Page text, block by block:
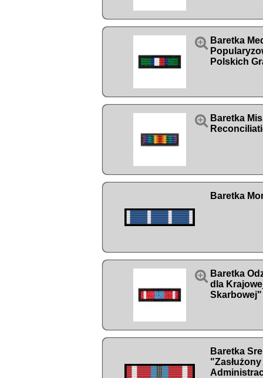
 Baretka
Polskich
 Baretka
Baretka
 Baretka
dla
Skarbowej"
Baretka